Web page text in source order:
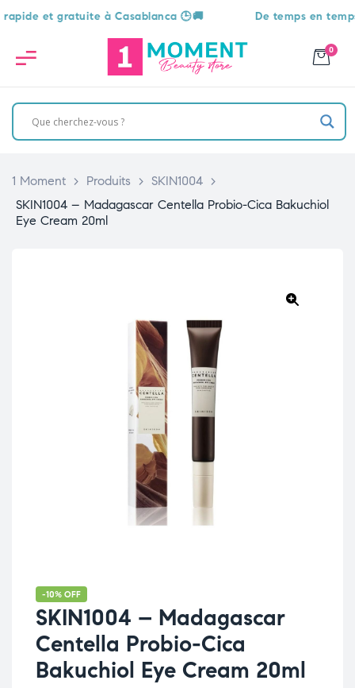
et gratuite à Casablanca 🕒🚚 De temps en temps,
0
1 Moment > Produits > SKIN1004 >
SKIN1004 – Madagascar Centella Probio-Cica Bakuchiol
Eye Cream 20ml
-10% OFF
SKIN1004 – Madagascar
Centella Probio-Cica
Bakuchiol Eye Cream 20ml